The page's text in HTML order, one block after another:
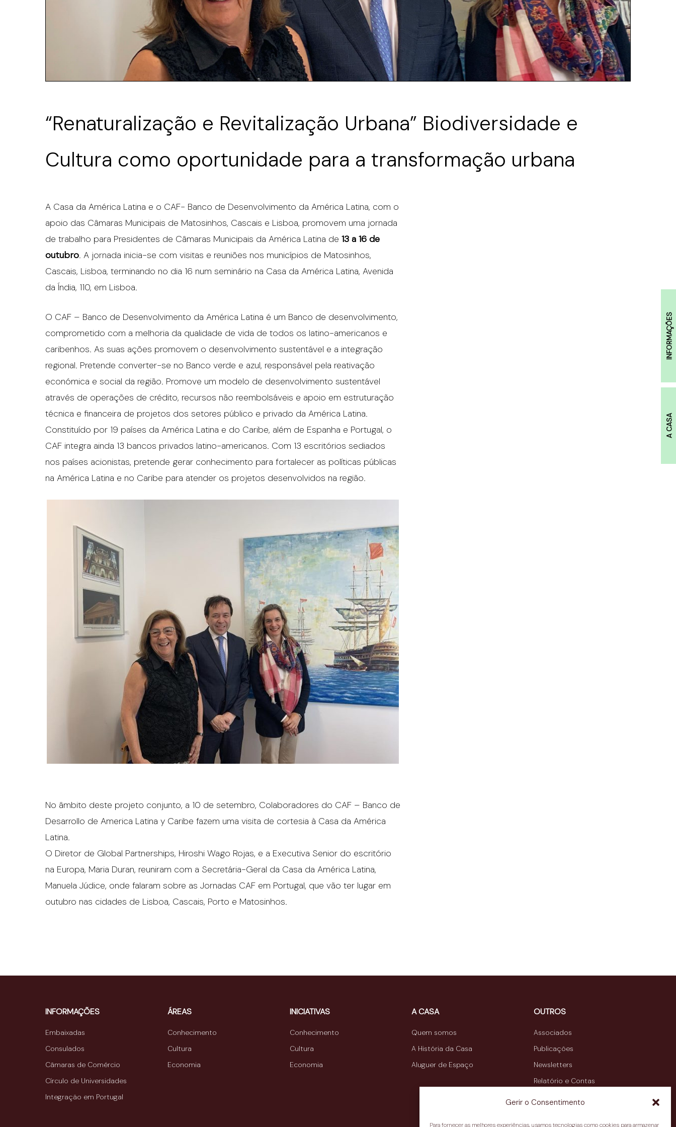
Gerir o Consentimento
Para fornecer as melhores experiências, usamos tecnologias como cookies para armazenar
INFORMAÇÕES
A CASA
“Renaturalização e Revitalização Urbana” Biodiversidade e
Cultura como oportunidade para a transformação urbana
A Casa da América Latina e o CAF- Banco de Desenvolvimento da América Latina, com o
apoio das Câmaras Municipais de Matosinhos, Cascais e Lisboa, promovem uma jornada
de trabalho para Presidentes de Câmaras Municipais da América Latina de13 a 16 de
outubro. A jornada inicia-se com visitas e reuniões nos municípios de Matosinhos,
Cascais, Lisboa, terminando no dia 16 num seminário na Casa da América Latina, Avenida
da Índia, 110, em Lisboa.
O CAF – Banco de Desenvolvimento da América Latina é um Banco de desenvolvimento,
comprometido com a melhoria da qualidade de vida de todos os latino-americanos e
caribenhos. As suas ações promovem o desenvolvimento sustentável e a integração
regional. Pretende converter-se no Banco verde e azul, responsável pela reativação
económica e social da região. Promove um modelo de desenvolvimento sustentável
através de operações de crédito, recursos não reembolsáveis e apoio em estruturação
técnica e financeira de projetos dos setores público e privado da América Latina.
Constituído por 19 países da América Latina e do Caribe, além de Espanha e Portugal, o
CAF integra ainda 13 bancos privados latino-americanos. Com 13 escritórios sediados
nos países acionistas, pretende gerar conhecimento para fortalecer as políticas públicas
na América Latina e no Caribe para atender os projetos desenvolvidos na região.
No âmbito deste projeto conjunto, a 10 de setembro, Colaboradores do CAF – Banco de
Desarrollo de America Latina y Caribe fazem uma visita de cortesia à Casa da América
Latina.
O Diretor de Global Partnerships, Hiroshi Wago Rojas, e a Executiva Senior do escritório
na Europa, Maria Duran, reuniram com a Secretária-Geral da Casa da América Latina,
Manuela Júdice, onde falaram sobre as Jornadas CAF em Portugal, que vão ter lugar em
outubro nas cidades de Lisboa, Cascais, Porto e Matosinhos.
INFORMAÇÕES
Embaixadas
Consulados
Câmaras de Comércio
Círculo de Universidades
Integração em Portugal
ÁREAS
Conhecimento
Cultura
Economia
INICIATIVAS
Conhecimento
Cultura
Economia
A CASA
Quem somos
A História da Casa
Aluguer de Espaço
OUTROS
Associados
Publicações
Newsletters
Relatório e Contas